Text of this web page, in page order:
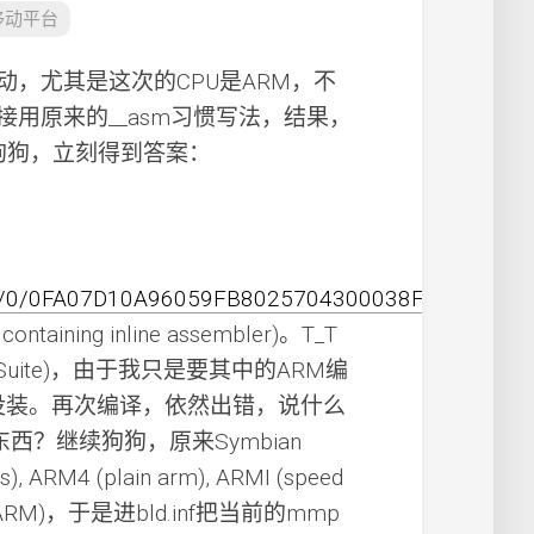
动平台
，尤其是这次的CPU是ARM，不
原来的__asm习惯写法，结果，
，立刻得到答案：
0FA07D10A96059FB8025704300038F39?
inline assembler)。T_T
，由于我只是要其中的ARM编
。再次编译，依然出错，说什么
？继续狗狗，原来Symbian
ARM4 (plain arm), ARMI (speed
，于是进bld.inf把当前的mmp